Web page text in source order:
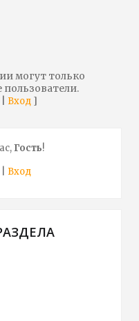
могут только
Вход ]
,Гость!
Вход